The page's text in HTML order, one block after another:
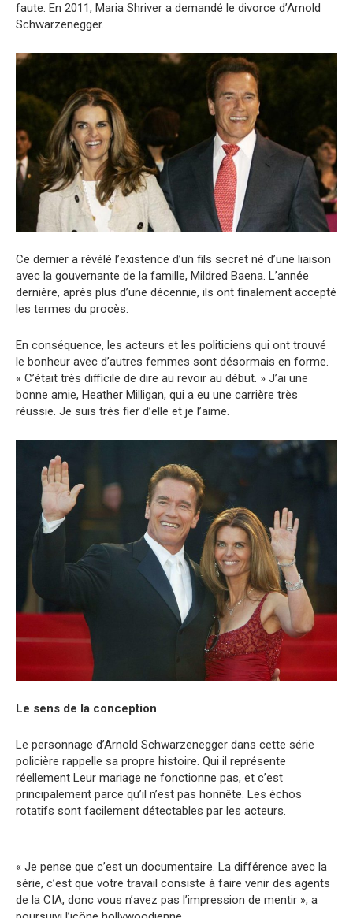
faute. En 2011, Maria Shriver a demandé le divorce d’Arnold
Schwarzenegger.
Ce dernier a révélé l’existence d’un fils secret né d’une liaison
avec la gouvernante de la famille, Mildred Baena. L’année
dernière, après plus d’une décennie, ils ont finalement accepté
les termes du procès.
En conséquence, les acteurs et les politiciens qui ont trouvé
le bonheur avec d’autres femmes sont désormais en forme.
« C’était très difficile de dire au revoir au début. » J’ai une
bonne amie, Heather Milligan, qui a eu une carrière très
réussie. Je suis très fier d’elle et je l’aime.
Le sens de la conception
Le personnage d’Arnold Schwarzenegger dans cette série
policière rappelle sa propre histoire. Qui il représente
réellement Leur mariage ne fonctionne pas, et c’est
principalement parce qu’il n’est pas honnête. Les échos
rotatifs sont facilement détectables par les acteurs.
« Je pense que c’est un documentaire. La différence avec la
série, c’est que votre travail consiste à faire venir des agents
de la CIA, donc vous n’avez pas l’impression de mentir », a